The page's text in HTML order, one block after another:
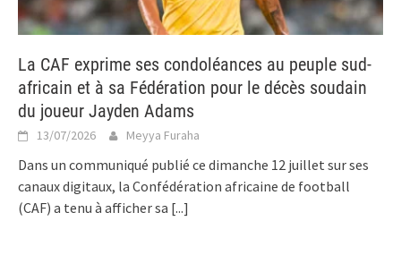
La CAF exprime ses condoléances au peuple sud-
africain et à sa Fédération pour le décès soudain
du joueur Jayden Adams
13/07/2026 Meyya Furaha
Dans un communiqué publié ce dimanche 12 juillet sur ses
canaux digitaux, la Confédération africaine de football
(CAF) a tenu à afficher sa [...]